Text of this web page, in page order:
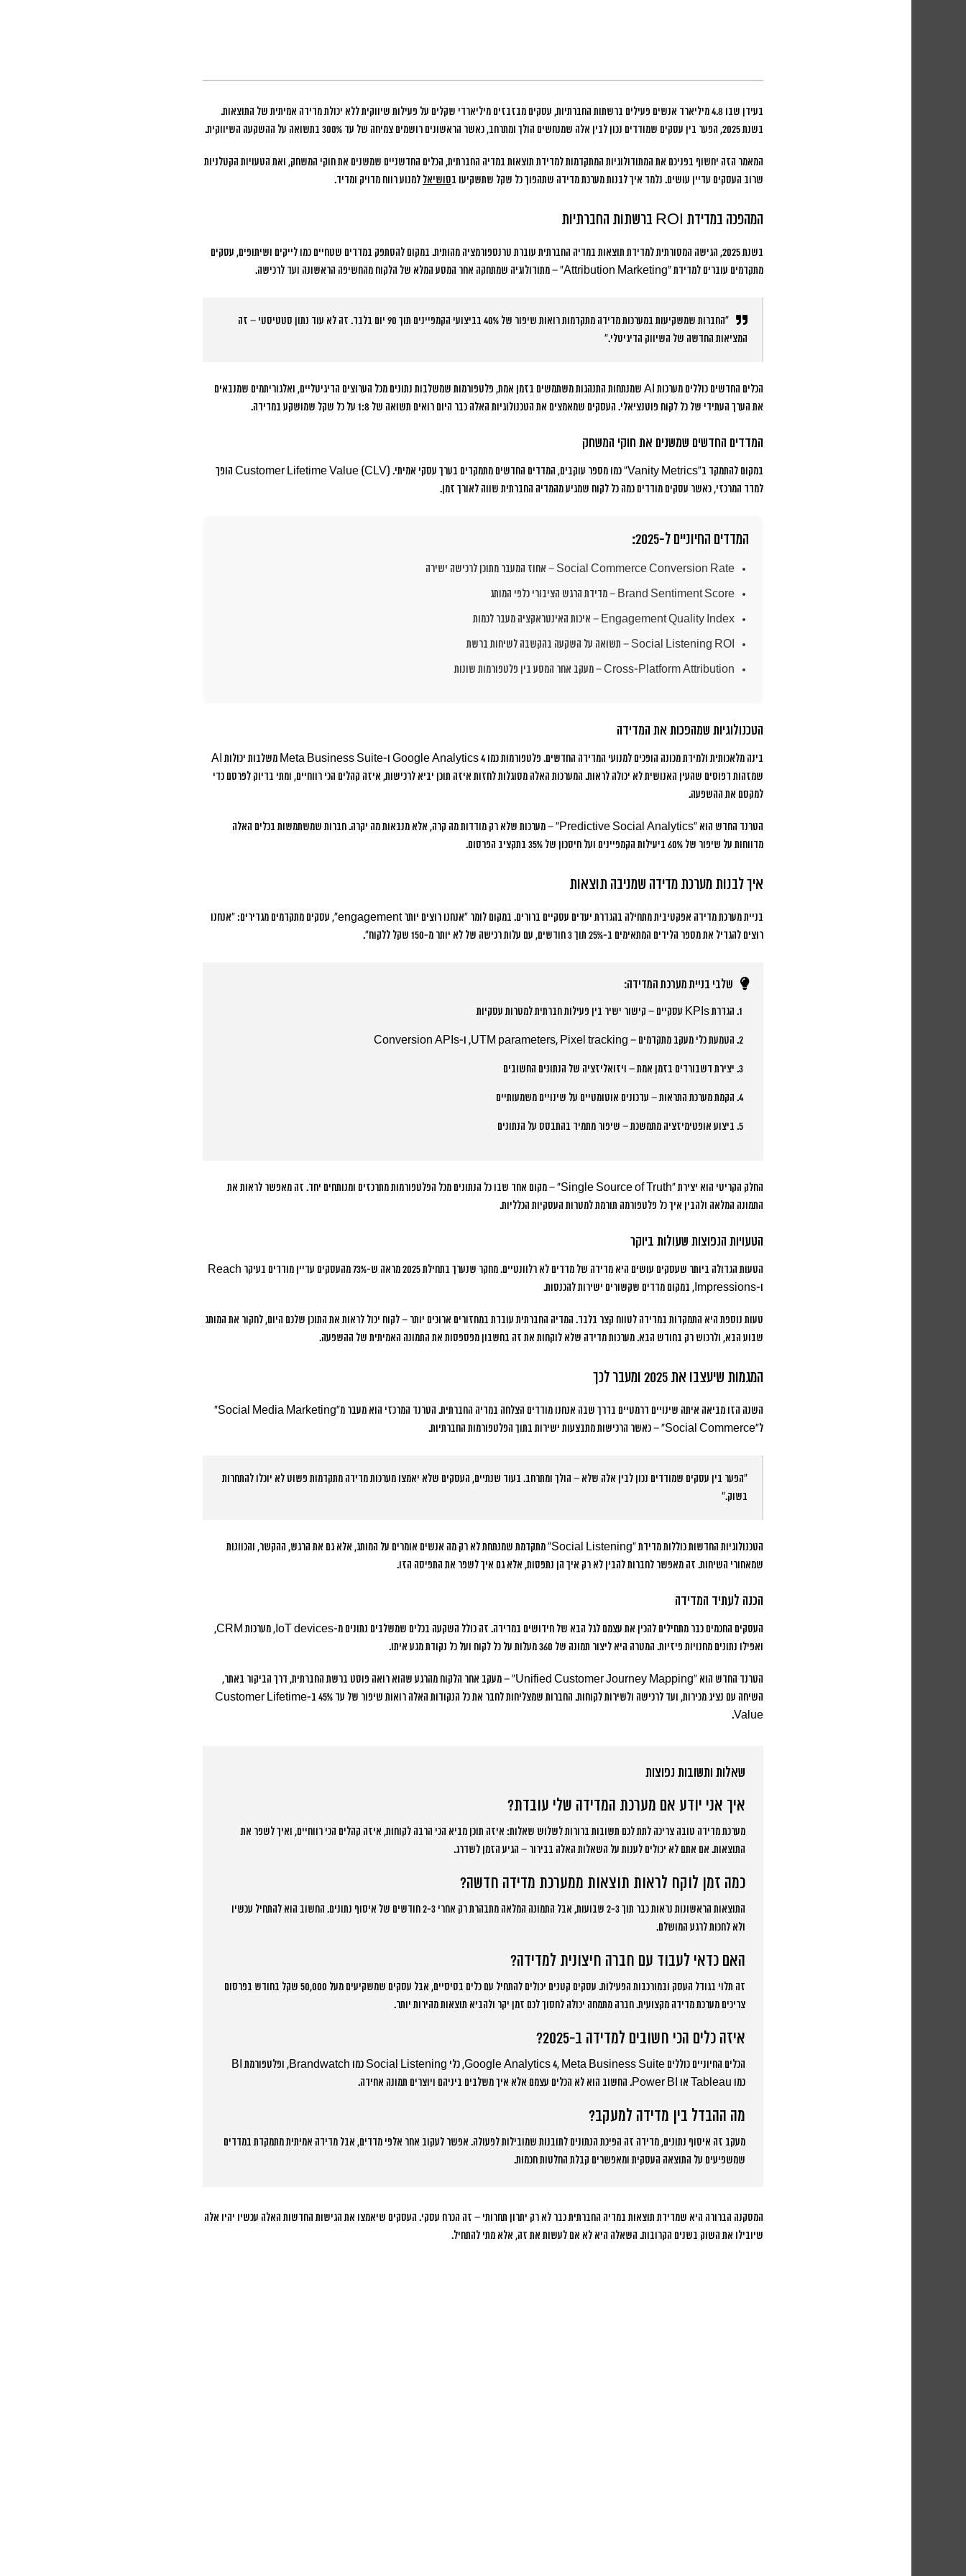
בעידן שבו 4.8 מיליארד אנשים פעילים ברשתות החברתיות, עסקים מבזבזים מיליארדי שקלים על פעילות שיווקית ללא יכולת מדידה אמיתית של התוצאות.
בשנת 2025, הפער בין עסקים שמודדים נכון לבין אלה שמנחשים הולך ומתרחב, כאשר הראשונים רושמים צמיחה של עד 300% בתשואה על ההשקעה השיווקית.
המאמר הזה יחשוף בפניכם את המתודולוגיות המתקדמות למדידת תוצאות במדיה החברתית, הכלים החדשניים שמשנים את חוקי המשחק, ואת הטעויות הקטלניות
שרוב העסקים עדיין עושים. נלמד איך לבנות מערכת מדידה שתהפוך כל שקל שתשקיעו בסושיאל למנוע רווח מדויק ומדיד.
המהפכה במדידת ROI ברשתות החברתיות
בשנת 2025, הגישה המסורתית למדידת תוצאות במדיה החברתית עוברת טרנספורמציה מהותית. במקום להסתפק במדדים שטחיים כמו לייקים ושיתופים, עסקים
מתקדמים עוברים למדידת “Attribution Marketing” – מתודולוגיה שמתחקה אחר המסע המלא של הלקוח מהחשיפה הראשונה ועד לרכישה.
“החברות שמשקיעות במערכות מדידה מתקדמות רואות שיפור של 40% בביצועי הקמפיינים תוך 90 יום בלבד. זה לא עוד נתון סטטיסטי – זה
המציאות החדשה של השיווק הדיגיטלי.”
הכלים החדשים כוללים מערכות AI שמנתחות התנהגות משתמשים בזמן אמת, פלטפורמות שמשלבות נתונים מכל הערוצים הדיגיטליים, ואלגוריתמים שמנבאים
את הערך העתידי של כל לקוח פוטנציאלי. העסקים שמאמצים את הטכנולוגיות האלה כבר היום רואים תשואה של 1:8 על כל שקל שמושקע במדידה.
המדדים החדשים שמשנים את חוקי המשחק
במקום להתמקד ב”Vanity Metrics” כמו מספר עוקבים, המדדים החדשים מתמקדים בערך עסקי אמיתי. Customer Lifetime Value (CLV) הופך
למדד המרכזי, כאשר עסקים מודדים כמה כל לקוח שמגיע מהמדיה החברתית שווה לאורך זמן.
המדדים החיוניים ל-2025:
Social Commerce Conversion Rate – אחוז המעבר מתוכן לרכישה ישירה
Brand Sentiment Score – מדידת הרגש הציבורי כלפי המותג
Engagement Quality Index – איכות האינטראקציה מעבר לכמות
Social Listening ROI – תשואה על השקעה בהקשבה לשיחות ברשת
Cross-Platform Attribution– מעקב אחר המסע בין פלטפורמות שונות
הטכנולוגיות שמהפכות את המדידה
בינה מלאכותית ולמידת מכונה הופכים למנועי המדידה החדשים. פלטפורמות כמו Google Analytics 4 ו-Meta Business Suite משלבות יכולות AI
שמזהות דפוסים שהעין האנושית לא יכולה לראות. המערכות האלה מסוגלות לחזות איזה תוכן יביא לרכישות, איזה קהלים הכי רווחיים, ומתי בדיוק לפרסם כדי
למקסם את ההשפעה.
הטרנד החדש הוא “Predictive Social Analytics” – מערכות שלא רק מודדות מה קרה, אלא מנבאות מה יקרה.
חברות שמשתמשות בכלים האלה
מדווחות על שיפור של 60% ביעילות הקמפיינים ועל חיסכון של 35% בתקציב הפרסום.
איך לבנות מערכת מדידה שמניבה תוצאות
בניית מערכת מדידה אפקטיבית מתחילה בהגדרת יעדים עסקיים ברורים. במקום לומר “אנחנו רוצים יותר engagement”, עסקים מתקדמים מגדירים: “אנחנו
רוצים להגדיל את מספר הלידים המתאימים ב-25% תוך 3 חודשים, עם עלות רכישה של לא יותר מ-150 שקל ללקוח”.
שלבי בניית מערכת המדידה:
הגדרת KPIs עסקיים – קישור ישיר בין פעילות חברתית למטרות עסקיות
הטמעת כלי מעקב מתקדמים – UTM parameters, Pixel tracking, ו-Conversion APIs
יצירת דשבורדים בזמן אמת– ויזואליזציה של הנתונים החשובים
הקמת מערכת התראות– עדכונים אוטומטיים על שינויים משמעותיים
ביצוע אופטימיזציה מתמשכת– שיפור מתמיד בהתבסס על הנתונים
החלק הקריטי הוא יצירת “Single Source of Truth” – מקום אחד שבו כל הנתונים מכל הפלטפורמות מתרכזים ומנותחים יחד. זה מאפשר לראות את
התמונה המלאה ולהבין איך כל פלטפורמה תורמת למטרות העסקיות הכלליות.
הטעויות הנפוצות שעולות ביוקר
הטעות הגדולה ביותר שעסקים עושים היא מדידה של מדדים לא רלוונטיים.
מחקר שנערך בתחילת 2025 מראה ש-73% מהעסקים עדיין מודדים בעיקר Reach
ו-Impressions, במקום מדדים שקשורים ישירות להכנסות.
טעות נוספת היא התמקדות במדידה לטווח קצר בלבד. המדיה החברתית עובדת במחזורים ארוכים יותר – לקוח יכול לראות את התוכן שלכם היום, לחקור את המותג
שבוע הבא, ולרכוש רק בחודש הבא. מערכות מדידה שלא לוקחות את זה בחשבון מפספסות את התמונה האמיתית של ההשפעה.
המגמות שיעצבו את 2025 ומעבר לכך
השנה הזו מביאה איתה שינויים דרמטיים בדרך שבה אנחנו מודדים הצלחה במדיה החברתית. הטרנד המרכזי הוא מעבר מ”Social Media Marketing”
ל”Social Commerce” – כאשר הרכישות מתבצעות ישירות בתוך הפלטפורמות החברתיות.
“הפער בין עסקים שמודדים נכון לבין אלה שלא – הולך ומתרחב. בעוד שנתיים, העסקים שלא יאמצו מערכות מדידה מתקדמות פשוט לא יוכלו להתחרות
בשוק.”
הטכנולוגיות החדשות כוללות מדידת “Social Listening” מתקדמת שמנתחת לא רק מה אנשים אומרים על המותג, אלא גם את הרגש, ההקשר, והכוונות
שמאחורי השיחות. זה מאפשר לחברות להבין לא רק איך הן נתפסות, אלא גם איך לשפר את התפיסה הזו.
הכנה לעתיד המדידה
העסקים החכמים כבר מתחילים להכין את עצמם לגל הבא של חידושים במדידה. זה כולל השקעה בכלים שמשלבים נתונים מ-IoT devices, מערכות CRM,
ואפילו נתונים מחנויות פיזיות. המטרה היא ליצור תמונה של 360 מעלות על כל לקוח ועל כל נקודת מגע איתו.
הטרנד החדש הוא “Unified Customer Journey Mapping” – מעקב אחר הלקוח מהרגע שהוא רואה פוסט ברשת החברתית, דרך הביקור באתר,
השיחה עם נציג מכירות, ועד לרכישה ולשירות לקוחות.
החברות שמצליחות לחבר את כל הנקודות האלה רואות שיפור של עד 45% ב-Customer Lifetime
Value.
שאלות ותשובות נפוצות
איך אני יודע אם מערכת המדידה שלי עובדת?
מערכת מדידה טובה צריכה לתת לכם תשובות ברורות לשלוש שאלות: איזה תוכן מביא הכי הרבה לקוחות, איזה קהלים הכי רווחיים, ואיך לשפר את
התוצאות. אם אתם לא יכולים לענות על השאלות האלה בבירור – הגיע הזמן לשדרג.
כמה זמן לוקח לראות תוצאות ממערכת מדידה חדשה?
התוצאות הראשונות נראות כבר תוך 2-3 שבועות, אבל התמונה המלאה מתבהרת רק אחרי 2-3 חודשים של איסוף נתונים. החשוב הוא להתחיל עכשיו
ולא לחכות לרגע המושלם.
האם כדאי לעבוד עם חברה חיצונית למדידה?
זה תלוי בגודל העסק ובמורכבות הפעילות. עסקים קטנים יכולים להתחיל עם כלים בסיסיים, אבל עסקים שמשקיעים מעל 50,000 שקל בחודש בפרסום
צריכים מערכת מדידה מקצועית. חברה מתמחה יכולה לחסוך לכם זמן יקר ולהביא תוצאות מהירות יותר.
איזה כלים הכי חשובים למדידה ב-2025?
הכלים החיוניים כוללים Google Analytics 4, Meta Business Suite, כלי Social Listening כמו Brandwatch, ופלטפורמת BI
כמו Tableau או Power BI. החשוב הוא לא הכלים עצמם אלא איך משלבים ביניהם ויוצרים תמונה אחידה.
מה ההבדל בין מדידה למעקב?
מעקב זה איסוף נתונים, מדידה זה הפיכת הנתונים לתובנות שמובילות לפעולה. אפשר לעקוב אחר אלפי מדדים, אבל מדידה אמיתית מתמקדת במדדים
שמשפיעים על התוצאה העסקית ומאפשרים קבלת החלטות חכמות.
המסקנה הברורה היא שמדידת תוצאות במדיה החברתית כבר לא רק יתרון תחרותי – זה הכרח עסקי. העסקים שיאמצו את הגישות החדשות האלה עכשיו יהיו אלה
שיובילו את השוק בשנים הקרובות. השאלה היא לא אם לעשות את זה, אלא מתי להתחיל.